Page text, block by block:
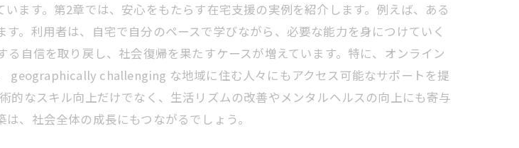
ます。第2章では、安心をもたらす在宅支援の実例を紹介します。例えば、ある
。利用者は、自宅で自分のペースで学びながら、必要な能力を身につけていく
自信を取り戻し、社会復帰を果たすケースが増えています。特に、オンライン
geographically challenging な地域に住む人々にもアクセス可能なサポートを提
なスキル向上だけでなく、生活リズムの改善やメンタルヘルスの向上にも寄与
、社会全体の成長にもつながるでしょう。